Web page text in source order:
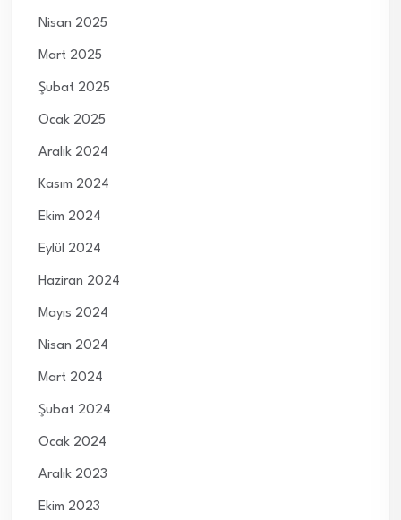
Nisan 2025
Mart 2025
Şubat 2025
Ocak 2025
Aralık 2024
Kasım 2024
Ekim 2024
Eylül 2024
Haziran 2024
Mayıs 2024
Nisan 2024
Mart 2024
Şubat 2024
Ocak 2024
Aralık 2023
Ekim 2023